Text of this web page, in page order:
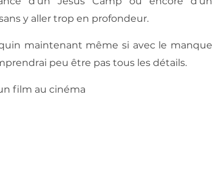
y aller trop en profondeur.
maintenant même si avec le manque
peu être pas tous les détails.
film au cinéma